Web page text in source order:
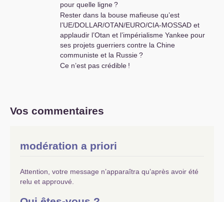
nécessaire dans le cadre de cet
objectif révolutionnaire de
construire la société communiste
dés maintenant pour supprimer le
capitalisme par tous les moyens
possibles . De cette manière les
forces conservatrices et militantes
d’échanges , car nous aurons les
entreprises et les collectivités . Et
entreprises et les villes jusqu’au
pour quelle ligne?
Rester dans la bouse mafieuse qu’est
l’UE/DOLLAR/OTAN/EURO/CIA-MOSSAD et
applaudir l’Otan et l’impérialisme Yankee pour
ses projets guerriers contre la Chine
communiste et la Russie?
Ce n’est pas crédible !
Vos commentaires
modération a priori
Attention, votre message n’apparaîtra qu’après avoir été
relu et approuvé.